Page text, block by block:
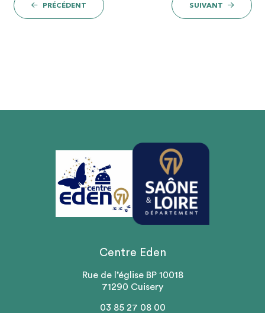
PRÉCÉDENT SUIVANT
Centre Eden
Rue de l’église BP 10018
71290 Cuisery
03 85 27 08 00